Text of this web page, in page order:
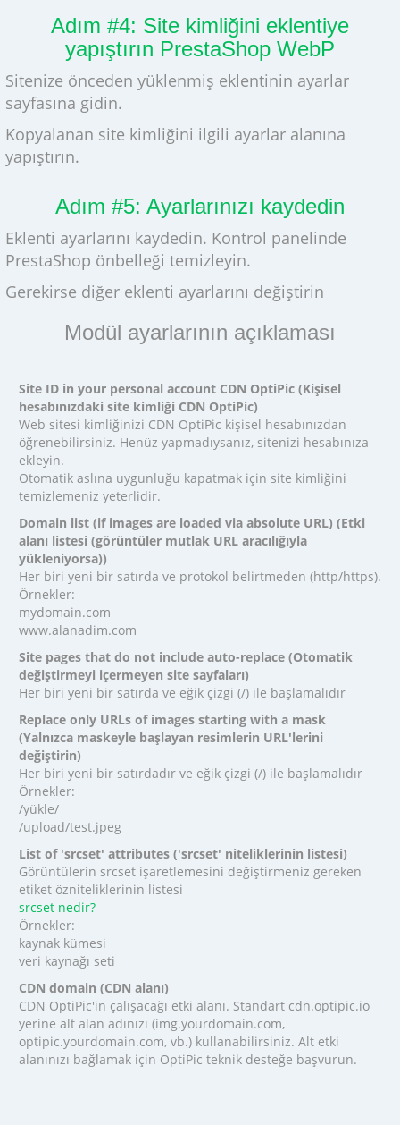
Adım #4: Site kimliğini eklentiye
yapıştırın PrestaShop WebP
Sitenize önceden yüklenmiş eklentinin ayarlar
sayfasına gidin.
Kopyalanan site kimliğini ilgili ayarlar alanına
yapıştırın.
Adım #5: Ayarlarınızı kaydedin
Eklenti ayarlarını kaydedin. Kontrol panelinde
PrestaShop önbelleği temizleyin.
Gerekirse diğer eklenti ayarlarını değiştirin
Modül ayarlarının açıklaması
Site ID in your personal account CDN OptiPic (Kişisel
hesabınızdaki site kimliği CDN OptiPic)
Web sitesi kimliğinizi CDN OptiPic kişisel hesabınızdan
öğrenebilirsiniz. Henüz yapmadıysanız, sitenizi hesabınıza
ekleyin.
Otomatik aslına uygunluğu kapatmak için site kimliğini
temizlemeniz yeterlidir.
Domain list (if images are loaded via absolute URL) (Etki
alanı listesi (görüntüler mutlak URL aracılığıyla
yükleniyorsa))
Her biri yeni bir satırda ve protokol belirtmeden (http/https).
Örnekler:
mydomain.com
www.alanadim.com
Site pages that do not include auto-replace (Otomatik
değiştirmeyi içermeyen site sayfaları)
Her biri yeni bir satırda ve eğik çizgi (/) ile başlamalıdır
Replace only URLs of images starting with a mask
(Yalnızca maskeyle başlayan resimlerin URL'lerini
değiştirin)
Her biri yeni bir satırdadır ve eğik çizgi (/) ile başlamalıdır
Örnekler:
/yükle/
/upload/test.jpeg
List of 'srcset' attributes ('srcset' niteliklerinin listesi)
Görüntülerin srcset işaretlemesini değiştirmeniz gereken
etiket özniteliklerinin listesi
srcset nedir?
Örnekler:
kaynak kümesi
veri kaynağı seti
CDN domain (CDN alanı)
CDN OptiPic'in çalışacağı etki alanı. Standart cdn.optipic.io
yerine alt alan adınızı (img.yourdomain.com,
optipic.yourdomain.com, vb.) kullanabilirsiniz. Alt etki
alanınızı bağlamak için OptiPic teknik desteğe başvurun.